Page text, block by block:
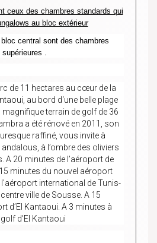
ceux des chambres standards qui
au bloc extérieur
bloc central sont des chambres
supérieures .
de 11 hectares au cœur de la
au bord d‘une belle plage
magnifique terrain de golf de 36
a été rénové en 2011, son
raffiné, vous invite à
à l’ombre des oliviers
A 20 minutes de l’aéroport de
minutes du nouvel aéroport
l'aéroport international de Tunis-
ville de Sousse. A 15
d’El Kantaoui. A 3 minutes à
d’El Kantaoui